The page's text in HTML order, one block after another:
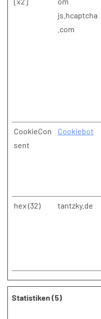
js.hcaptcha
.com
CookieCon
sent
Cookiebot
hex (32) tantzky.de
Statistiken (5)